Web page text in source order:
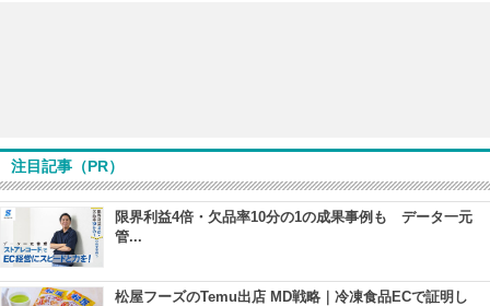
注目記事（PR）
限界利益4倍・欠品率10分の1の成果事例も データ一元
管...
松屋フーズのTemu出店 MD戦略｜冷凍食品ECで証明し